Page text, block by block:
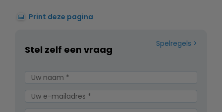
Print deze pagina
Spelregels
Stel zelf een vraag